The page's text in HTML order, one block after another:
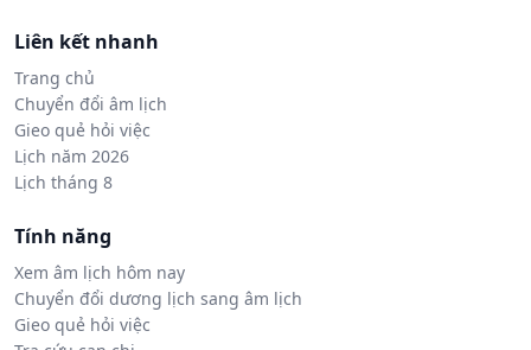
Liên kết nhanh
Trang chủ
Chuyển đổi âm lịch
Gieo quẻ hỏi việc
Lịch năm 2026
Lịch tháng 8
Tính năng
Xem âm lịch hôm nay
Chuyển đổi dương lịch sang âm lịch
Gieo quẻ hỏi việc